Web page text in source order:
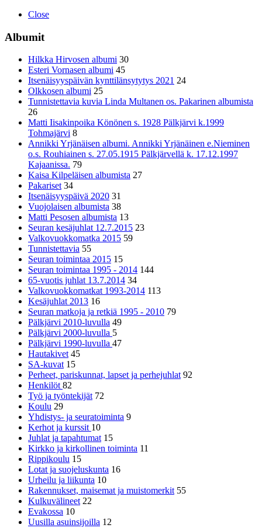
Close
Albumit
Hilkka Hirvosen albumi 30
Esteri Vornasen albumi 45
Itsenäisyyspäivän kynttilänsytytys 2021 24
Olkkosen albumi 25
Tunnistettavia kuvia Linda Multanen os. Pakarinen albumista
26
Matti Iisakinpoika Könönen s. 1928 Pälkjärvi k.1999
Tohmajärvi 8
Annikki Yrjänäisen albumi. Annikki Yrjänäinen e.Nieminen
o.s. Rouhiainen s. 27.05.1915 Pälkjärvellä k. 17.12.1997
Kajaanissa. 79
Kaisa Kilpeläisen albumista 27
Pakariset 34
Itsenäisyyspäivä 2020 31
Vuojolaisen albumista 38
Matti Pesosen albumista 13
Seuran kesäjuhlat 12.7.2015 23
Valkovuokkomatka 2015 59
Tunnistettavia 55
Seuran toimintaa 2015 15
Seuran toimintaa 1995 - 2014 144
65-vuotis juhlat 13.7.2014 34
Valkovuokkomatkat 1993-2014 113
Kesäjuhlat 2013 16
Seuran matkoja ja retkiä 1995 - 2010 79
Pälkjärvi 2010-luvulla 49
Pälkjärvi 2000-luvulla 5
Pälkjärvi 1990-luvulla 47
Hautakivet 45
SA-kuvat 15
Perheet, pariskunnat, lapset ja perhejuhlat 92
Henkilöt82
Työ ja työntekijät 72
Koulu 29
Yhdistys- ja seuratoiminta 9
Kerhot ja kurssit 10
Juhlat ja tapahtumat 15
Kirkko ja kirkollinen toiminta 11
Rippikoulu 15
Lotat ja suojeluskunta 16
Urheilu ja liikunta 10
Rakennukset, maisemat ja muistomerkit 55
Kulkuvälineet 22
Evakossa 10
Uusilla asuinsijoilla 12